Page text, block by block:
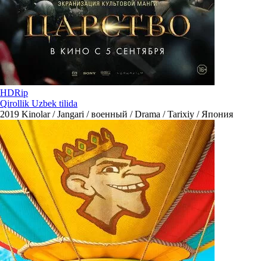
HDRip
Qirollik Uzbek tilida
2019 Kinolar / Jangari / военный / Drama / Tarixiy / Япония